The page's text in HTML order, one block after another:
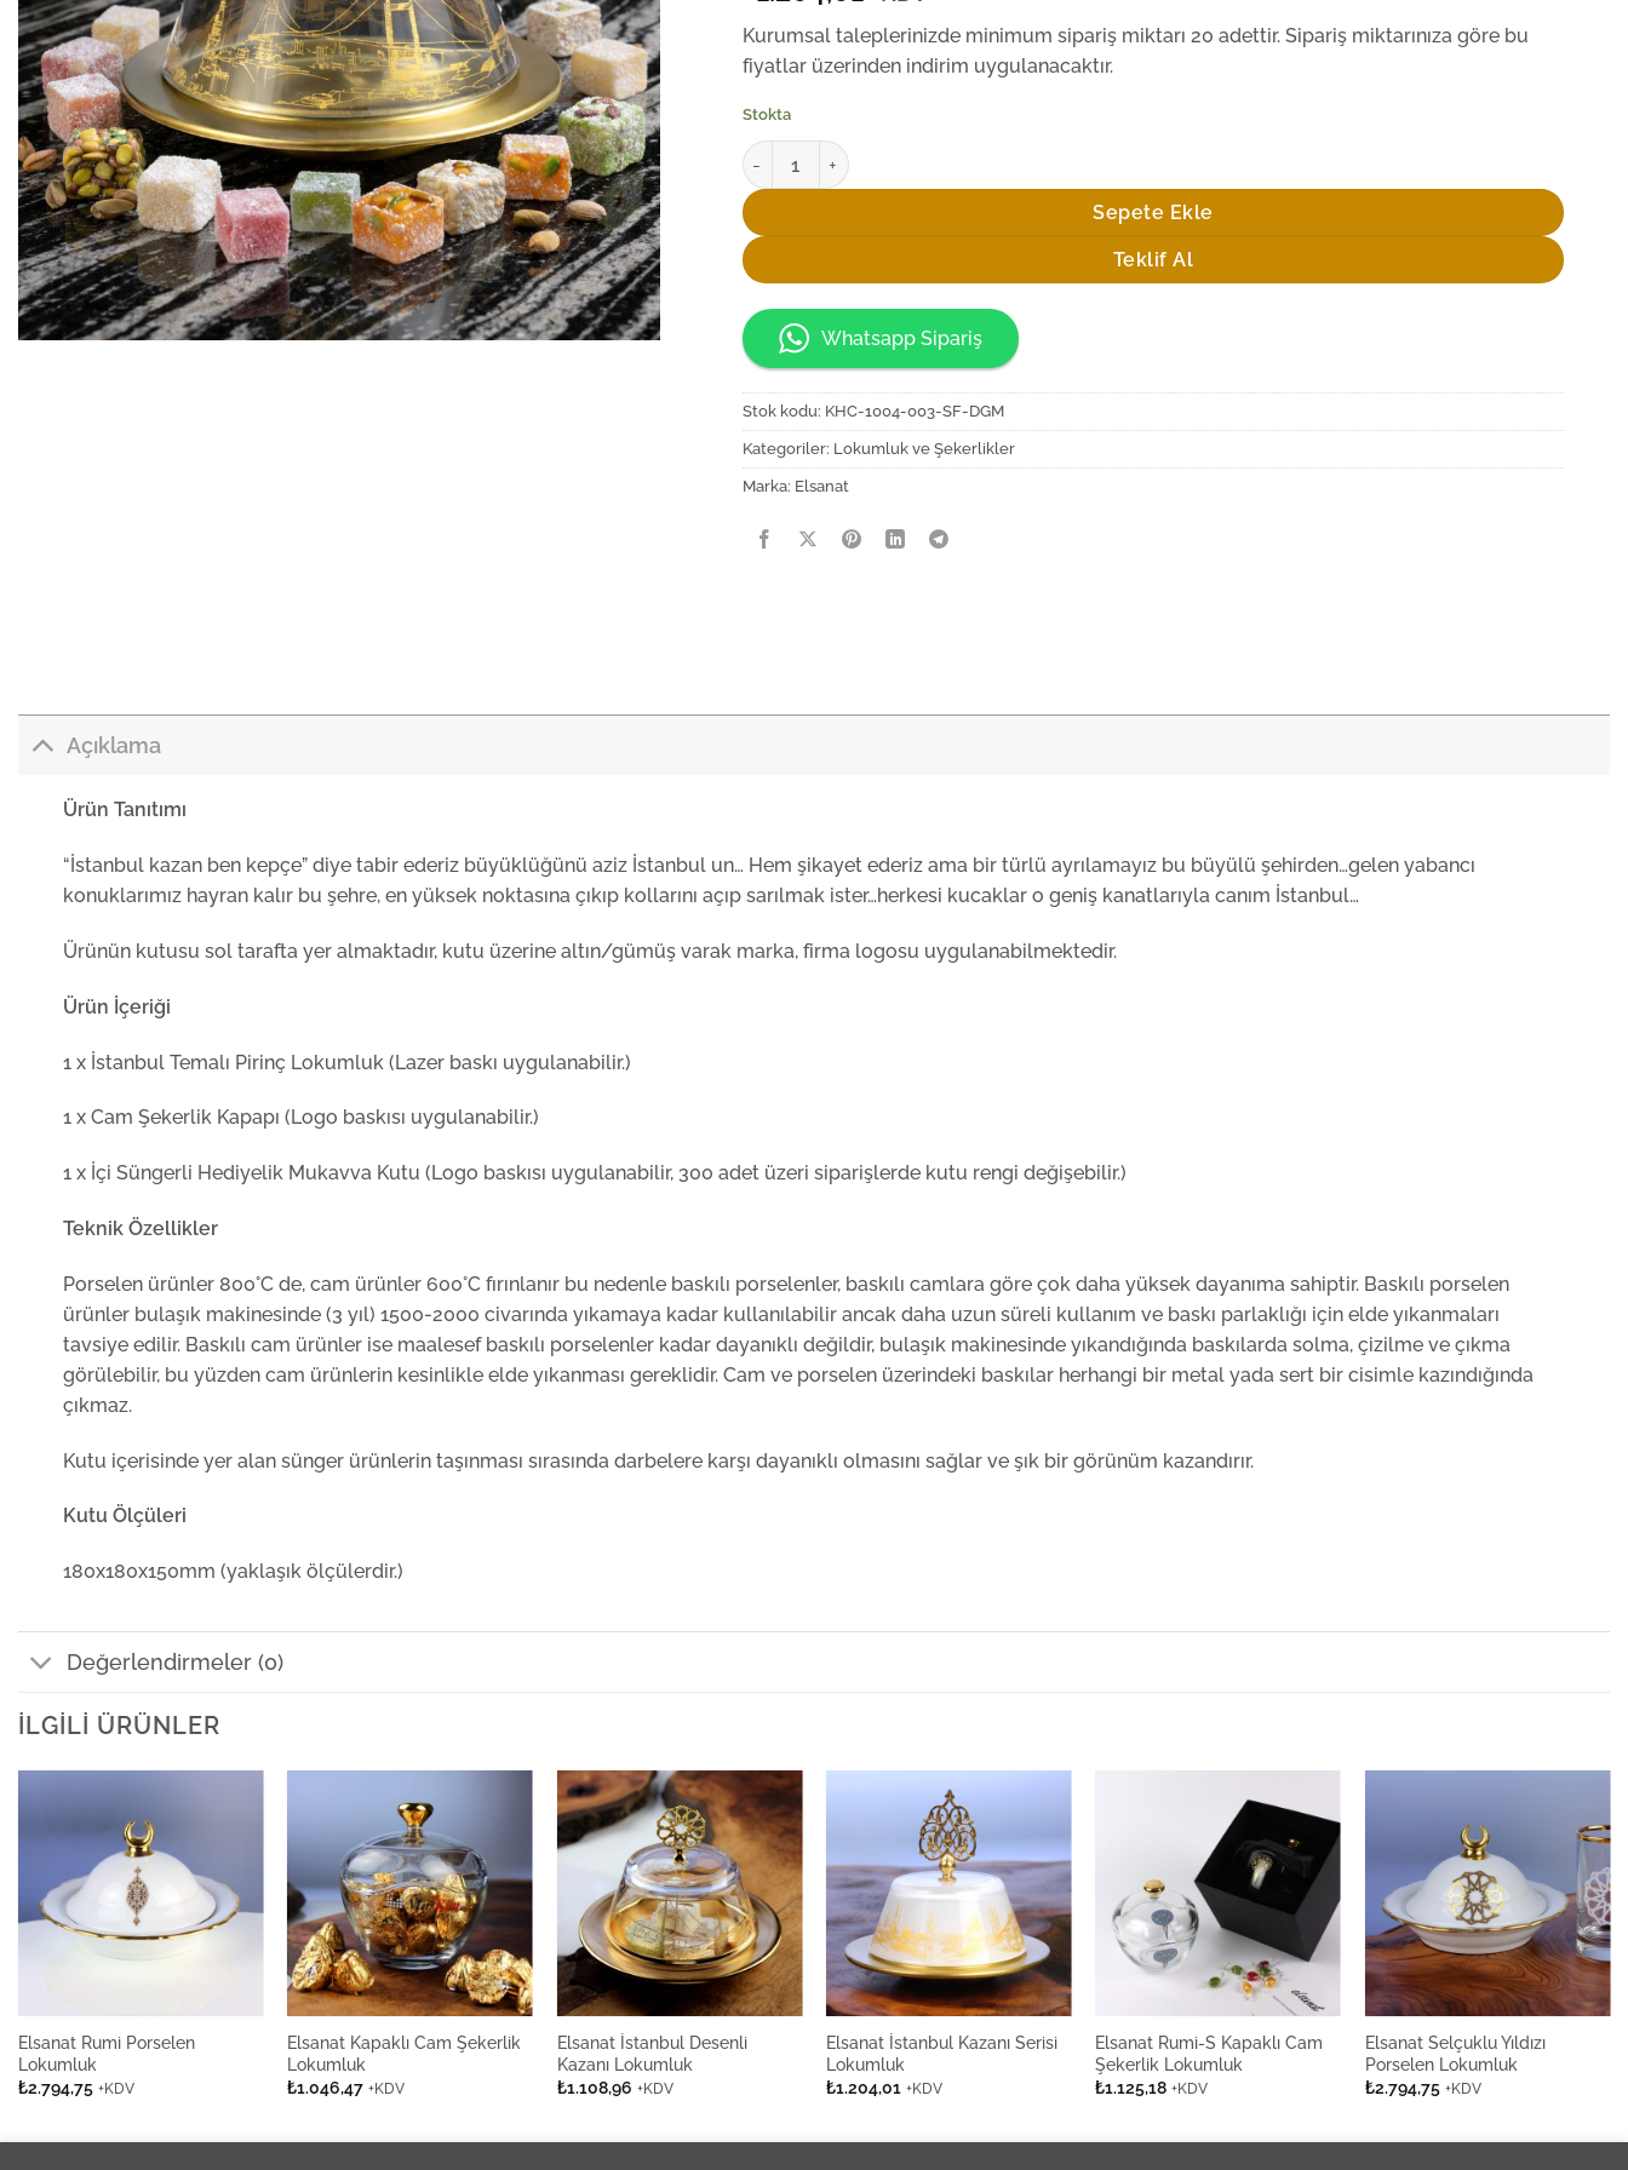
Kurumsal taleplerinizde minimum sipariş miktarı 20 adettir. Sipariş miktarınıza göre bu
fiyatlar üzerinden indirim uygulanacaktır.
Stokta
Elsanat İstanbul Kazanı Lokumluk adet
Sepete Ekle
Teklif Al
Whatsapp Sipariş
Stok kodu: KHC-1004-003-SF-DGM
Kategoriler: Lokumluk ve Şekerlikler
Marka: Elsanat
Açıklama
Ürün Tanıtımı
“İstanbul kazan ben kepçe” diye tabir ederiz büyüklüğünü aziz İstanbul un… Hem şikayet ederiz ama bir türlü ayrılamayız bu büyülü şehirden…gelen yabancı
konuklarımız hayran kalır bu şehre, en yüksek noktasına çıkıp kollarını açıp sarılmak ister…herkesi kucaklar o geniş kanatlarıyla canım İstanbul…
Ürünün kutusu sol tarafta yer almaktadır, kutu üzerine altın/gümüş varak marka, firma logosu uygulanabilmektedir.
Ürün İçeriği
1 x İstanbul Temalı Pirinç Lokumluk (Lazer baskı uygulanabilir.)
1 x Cam Şekerlik Kapapı (Logo baskısı uygulanabilir.)
1 x İçi Süngerli Hediyelik Mukavva Kutu (Logo baskısı uygulanabilir, 300 adet üzeri siparişlerde kutu rengi değişebilir.)
Teknik Özellikler
Porselen ürünler 800°C de, cam ürünler 600°C fırınlanır bu nedenle baskılı porselenler, baskılı camlara göre çok daha yüksek dayanıma sahiptir. Baskılı porselen
ürünler bulaşık makinesinde (3 yıl) 1500-2000 civarında yıkamaya kadar kullanılabilir ancak daha uzun süreli kullanım ve baskı parlaklığı için elde yıkanmaları
tavsiye edilir. Baskılı cam ürünler ise maalesef baskılı porselenler kadar dayanıklı değildir, bulaşık makinesinde yıkandığında baskılarda solma, çizilme ve çıkma
görülebilir, bu yüzden cam ürünlerin kesinlikle elde yıkanması gereklidir. Cam ve porselen üzerindeki baskılar herhangi bir metal yada sert bir cisimle kazındığında
çıkmaz.
Kutu içerisinde yer alan sünger ürünlerin taşınması sırasında darbelere karşı dayanıklı olmasını sağlar ve şık bir görünüm kazandırır.
Kutu Ölçüleri
180x180x150mm (yaklaşık ölçülerdir.)
Değerlendirmeler (0)
İLGILI ÜRÜNLER
Elsanat Rumi Porselen
Lokumluk
₺2.794,75 +KDV
Elsanat Kapaklı Cam Şekerlik
Lokumluk
₺1.046,47 +KDV
Elsanat İstanbul Desenli
Kazanı Lokumluk
₺1.108,96 +KDV
Elsanat İstanbul Kazanı Serisi
Lokumluk
₺1.204,01 +KDV
Elsanat Rumi-S Kapaklı Cam
Şekerlik Lokumluk
₺1.125,18 +KDV
Elsanat Selçuklu Yıldızı
Porselen Lokumluk
₺2.794,75 +KDV